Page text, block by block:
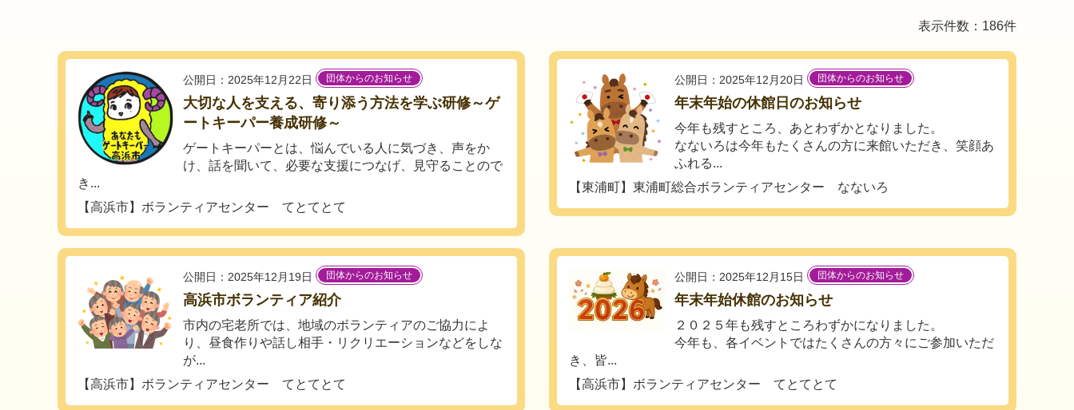
表示件数：186件
公開日：2025年12月22日 団体からのお知らせ
大切な人を支える、寄り添う方法を学ぶ研修～ゲ
ートキーパー養成研修～
ゲートキーパーとは、悩んでいる人に気づき、声をか
け、話を聞いて、必要な支援につなげ、見守ることので
き...
【高浜市】ボランティアセンター てとてとて
公開日：2025年12月20日 団体からのお知らせ
年末年始の休館日のお知らせ
今年も残すところ、あとわずかとなりました。
なないろは今年もたくさんの方に来館いただき、笑顔あ
ふれる...
【東浦町】東浦町総合ボランティアセンター なないろ
公開日：2025年12月19日 団体からのお知らせ
高浜市ボランティア紹介
市内の宅老所では、地域のボランティアのご協力によ
り、昼食作りや話し相手・リクリエーションなどをしな
が...
【高浜市】ボランティアセンター てとてとて
公開日：2025年12月15日 団体からのお知らせ
年末年始休館のお知らせ
２０２５年も残すところわずかになりました。
今年も、各イベントではたくさんの方々にご参加いただ
き、皆...
【高浜市】ボランティアセンター てとてとて